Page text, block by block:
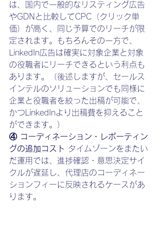
は、国内で一般的なリスティング広告
やGDNと比較してCPC（クリック単
価）が高く、同じ予算でのリーチが限
定されます。もちろんその一方で、
LinkedIn広告は確実に対象企業と対象
の役職者にリーチできるという利点も
あります。（後述しますが、セールス
インテルのソリューションでも同様に
企業と役職者を絞った出稿が可能で、
かつLinkedInより出稿費を抑えること
ができます。）
④ コーディネーション・レポーティン
グの追加コスト
タイムゾーンをまたい
だ運用では、進捗確認・意思決定サイ
クルが遅延し、代理店のコーディネー
ションフィーに反映されるケースがあ
ります。